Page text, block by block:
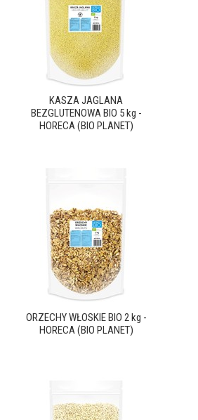
KASZA JAGLANA
BEZGLUTENOWA BIO 5 kg -
HORECA (BIO PLANET)
ORZECHY WŁOSKIE BIO 2 kg -
HORECA (BIO PLANET)